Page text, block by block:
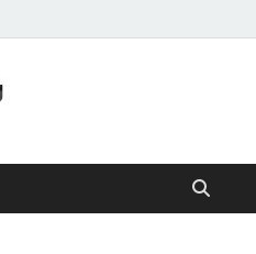
Kulübü –
En Güncel